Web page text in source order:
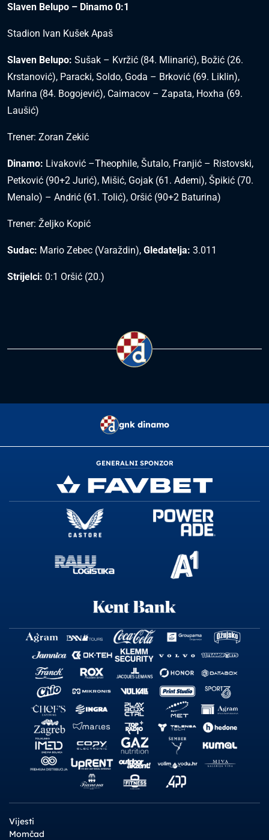
Slaven Belupo – Dinamo 0:1
Stadion Ivan Kušek Apaš
Slaven Belupo: Sušak – Kvržić (84. Mlinarić), Božić (26.
Krstanović), Paracki, Soldo, Goda – Brković (69. Liklin),
Marina (84. Bogojević), Caimacov – Zapata, Hoxha (69.
Laušić)
Trener: Zoran Zekić
Dinamo: Livaković –Theophile, Šutalo, Franjić – Ristovski,
Petković (90+2 Jurić), Mišić, Gojak (61. Ademi), Špikić (70.
Menalo) – Andrić (61. Tolić), Oršić (90+2 Baturina)
Trener: Željko Kopić
Sudac: Mario Zebec (Varaždin), Gledatelja: 3.011
Strijelci: 0:1 Oršić (20.)
gnk dinamo
GENERALNI SPONZOR
Vijesti
Momčad